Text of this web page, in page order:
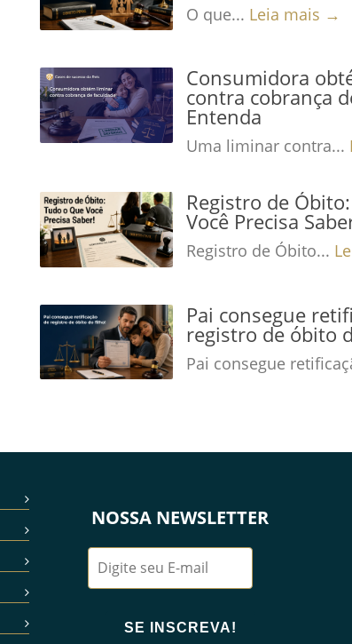
O que... Leia mais →
Consumidora
contra cobrança
Entenda
Uma liminar contra...
Registro de
Você Precisa
Registro de Óbito...
Pai consegue
registro de óbito
Pai consegue
NOSSA NEWSLETTER